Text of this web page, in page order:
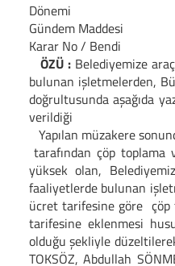
Dönemi
Gündem Maddesi
Karar No / Bendi
ÖZÜ :Belediyemize
bulunan işletmelerden,
doğrultusunda aşağıda
verildiği
Yapılan müzakere
tarafından çöp
yüksek olan,
faaliyetlerde bulunan
ücret tarifesine göre çöp
tarifesine eklenmesi
olduğu şekliyle
TOKSÖZ, Abdullah